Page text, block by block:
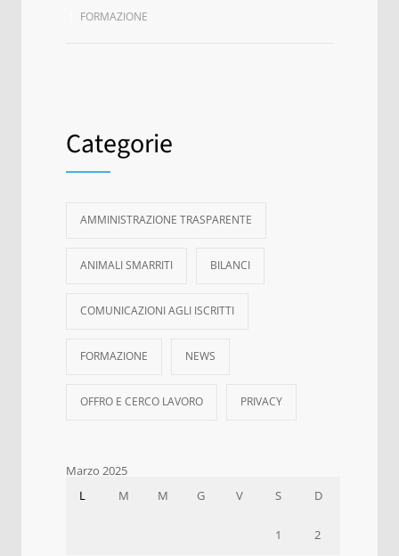
FORMAZIONE
Categorie
AMMINISTRAZIONE TRASPARENTE
ANIMALI SMARRITI BILANCI
COMUNICAZIONI AGLI ISCRITTI
FORMAZIONE NEWS
OFFRO E CERCO LAVORO PRIVACY
Marzo 2025
L M M G V S D
1 2